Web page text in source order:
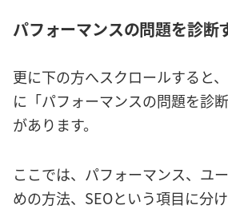
パフォーマンスの問題を診断
更に下の方へスクロールすると
に「パフォーマンスの問題を診
があります。
ここでは、パフォーマンス、ユ
めの方法、SEOという項目に分